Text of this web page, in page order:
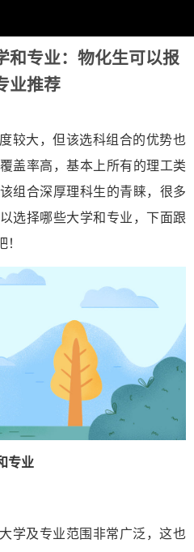
和专业：物化生可以报
业推荐
较大，但该选科组合的优势也
盖率高，基本上所有的理工类
组合深厚理科生的青睐，很多
选择哪些大学和专业，下面跟
专业
学及专业范围非常广泛，这也